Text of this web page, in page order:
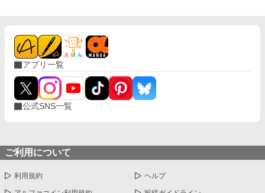
アプリ一覧
公式SNS一覧
ご利用について
利用規約 ヘルプ